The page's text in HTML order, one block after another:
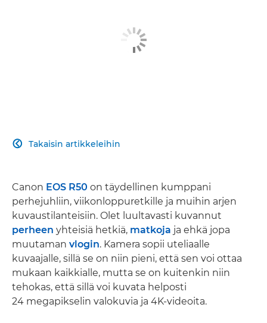
Takaisin artikkeleihin

Canon EOS R50 on täydellinen kumppani
perhejuhliin, viikonloppuretkille ja muihin arjen
kuvaustilanteisiin. Olet luultavasti kuvannut
perheen yhteisiä hetkiä, matkoja ja ehkä jopa
muutaman vlogin. Kamera sopii uteliaalle
kuvaajalle, sillä se on niin pieni, että sen voi ottaa
mukaan kaikkialle, mutta se on kuitenkin niin
tehokas, että sillä voi kuvata helposti
24 megapikselin valokuvia ja 4K-videoita.